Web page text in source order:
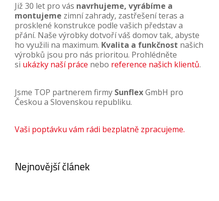
Již 30 let pro vás navrhujeme, vyrábíme a
montujeme zimní zahrady, zastřešení teras a
prosklené konstrukce podle vašich představ a
přání. Naše výrobky dotvoří váš domov tak, abyste
ho využili na maximum. Kvalita a funkčnost našich
výrobků jsou pro nás prioritou. Prohlédněte
si ukázky naší práce nebo reference našich klientů.
Jsme TOP partnerem firmy SunflexGmbH pro
Českou a Slovenskou republiku.
Vaši poptávku vám rádi bezplatně zpracujeme.
Nejnovější článek